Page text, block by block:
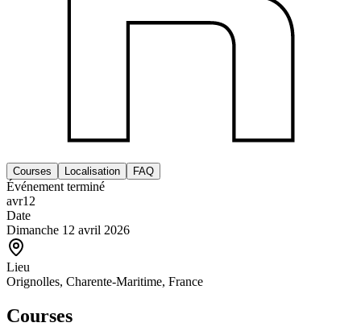
Courses Localisation FAQ
Événement terminé
avr12
Date
Dimanche 12 avril 2026
Lieu
Orignolles, Charente-Maritime, France
Courses